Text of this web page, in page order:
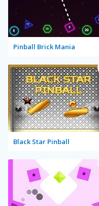
Pinball Brick Mania
Black Star Pinball